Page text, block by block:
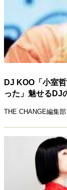
DJ KOO「小室
った」魅せるDJ
THE CHANGE編集部